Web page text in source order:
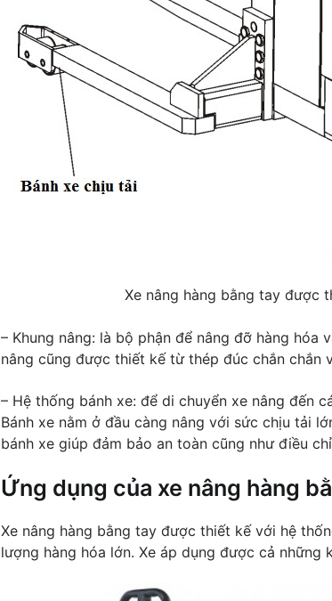
Xe nâng hàng bằng tay được
– Khung nâng: là bộ phận để nâng đỡ hàng hóa
nâng cũng được thiết kế từ thép đúc chắn chắn
– Hệ thống bánh xe: để di chuyển xe nâng đến
Bánh xe nằm ở đầu càng nâng với sức chịu tải
bánh xe giúp đảm bảo an toàn cũng như điều
Ứng dụng của xe nâng hàng
Xe nâng hàng bằng tay được thiết kế với hệ
lượng hàng hóa lớn. Xe áp dụng được cả những